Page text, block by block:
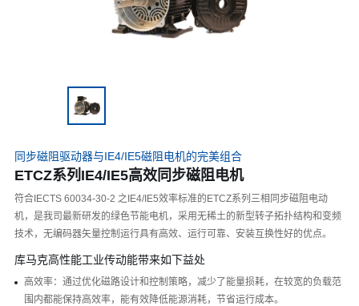
同步磁阻驱动器与IE4/IE5磁阻电机的完美组合
ETCZ系列IE4/IE5高效同步磁阻电机
符合IECTS 60034-30-2 之IE4/IE5效率标准的ETCZ系列三相同步磁阻电动
机，是我司最新研发的绿色节能电机，采用无稀土的新型转子拓扑结构和变频
技术，无编码器矢量控制运行具有高效、运行可靠、安装互换性好的优点。
库马克高性能工业传动能带来如下益处
高效率：通过优化磁路设计和控制策略，减少了能量损耗，在较宽的负载范
围内都能保持高效率，能有效降低能源消耗，节省运行成本。